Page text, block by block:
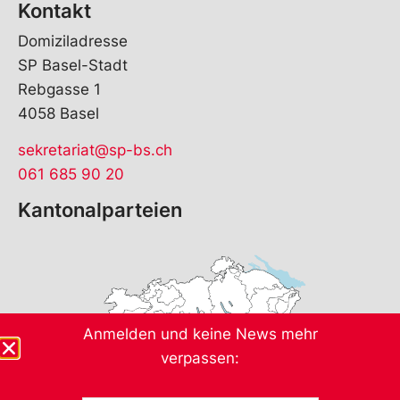
Kontakt
Domiziladresse
SP Basel-Stadt
Rebgasse 1
4058 Basel
sekretariat@sp-bs.ch
061 685 90 20
Kantonalparteien
Anmelden und keine News mehr
verpassen: